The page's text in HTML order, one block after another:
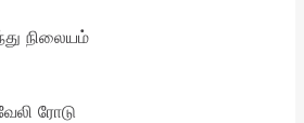
நிலையம்
ரோடு